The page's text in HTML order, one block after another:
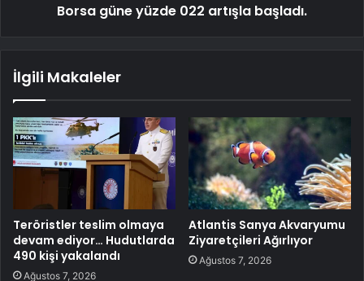
Borsa güne yüzde 022 artışla başladı.
İlgili Makaleler
Teröristler teslim olmaya
devam ediyor… Hudutlarda
490 kişi yakalandı
Ağustos 7, 2026
Atlantis Sanya Akvaryumu
Ziyaretçileri Ağırlıyor
Ağustos 7, 2026